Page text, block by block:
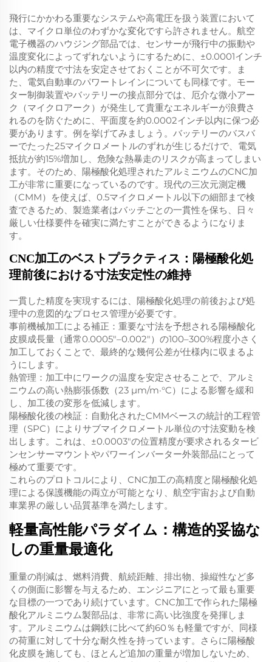
飛行にかかわる重要なシステムや高電圧を扱う装置において
は、マイクロ単位のわずかな変化ですら許されません。航空
電子機器のハウジング部品では、センサーが飛行中の振動や
温度変化によってずれないようにするために、±0.0001インチ
以内の精度で寸法を安定させておくことが不可欠です。ま
た、電気自動車のパワートレインについても同様です。モー
ター制御装置やバッテリーの接点部分では、厄介な微小アー
ク（マイクロアーク）が発生して貴重なエネルギーが浪費さ
れるのを防ぐために、平面度を約0.0002インチ以内に保つ必
要があります。例を挙げてみましょう。バッテリーのバスバ
ーでたった25マイクロメートルのずれが生じるだけで、電気
抵抗が約15%増加し、危険な熱暴走のリスクが高まってしまい
ます。そのため、陽極酸化処理されたアルミニウムのCNC加
工が非常に重要になっているのです。現代の三次元測定機
（CMM）を使えば、0.5マイクロメートル以下の細部まで検
査できるため、製造業者はバッチごとの一貫性を保ち、日々
厳しい仕様要件を確実に満たすことができるようになりま
す。
CNC加工のベストプラクティス：陽極酸化処
理前後における寸法安定性の維持
一貫した精度を実現するには、陽極酸化処理の前後および処
理中の意図的なプロセス管理が必要です。
事前機械加工による補正：重要な寸法を予想される陽極酸化
皮膜成長量（通常0.0005"–0.002"）の100–300%程度小さく
加工しておくことで、最終的な幾何公差が仕様内に収まるよ
うにします。
熱管理：加工中にワークの温度を安定させることで、アルミ
ニウムの高い熱膨張係数（23 µm/m·°C）による影響を緩和
し、加工後の変形を低減します。
陽極酸化後の検証：自動化されたCMMベースの統計的工程管
理（SPC）によりサブマイクロメートル単位の寸法変動を検
出します。これは、±0.0003"の位置精度が要求されるタービ
ンセンサーマウントやパワーインバーター外装部品にとって
極めて重要です。
これらのプロトコルにより、CNC加工の高精度と陽極酸化処
理による保護機能の両立が可能となり、航空宇宙および自動
車業界の厳しい品質基準を満たします。
軽量高性能パラダイム：構造的妥協な
しの重量最適化
重量の削減は、燃料消費、航続距離、排出物、操縦性など多
くの側面に影響を与えるため、エンジニアにとって最も重要
な目標の一つであり続けています。CNC加工で作られた陽極
酸化アルミニウム製部品は、非常に高い比強度を発揮しま
す。アルミニウムは鋼鉄に比べて約60％も軽量ですが、同様
の荷重に対して十分な耐久性を持っています。さらに陽極酸
化皮膜を施しても、ほとんど追加の重量が増加しないため、